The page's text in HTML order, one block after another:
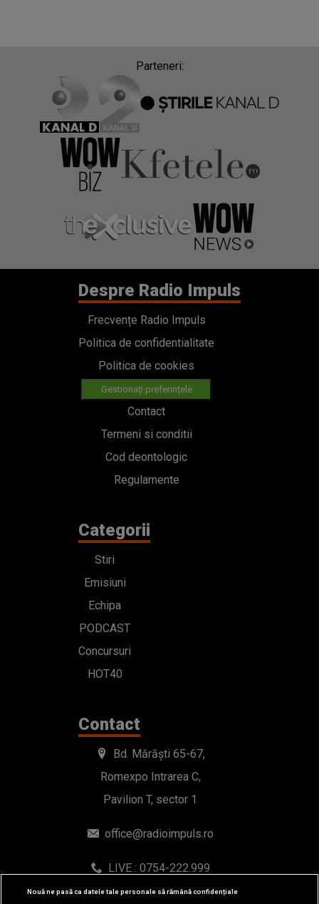
Parteneri:
Despre Radio Impuls
Frecvențe Radio Impuls
Politica de confidentialitate
Politica de cookies
Gestionați preferințele
Contact
Termeni si conditii
Cod deontologic
Regulamente
Categorii
Stiri
Emisiuni
Echipa
PODCAST
Concursuri
HOT40
Contact
Bd. Mărăști 65-67,
Romexpo Intrarea C,
Pavilion T, sector 1
office@radioimpuls.ro
LIVE : 0754-222.999
WhatsApp: 0754-222.999
Nouă ne pasă ca datele tale personale să rămână confidențiale